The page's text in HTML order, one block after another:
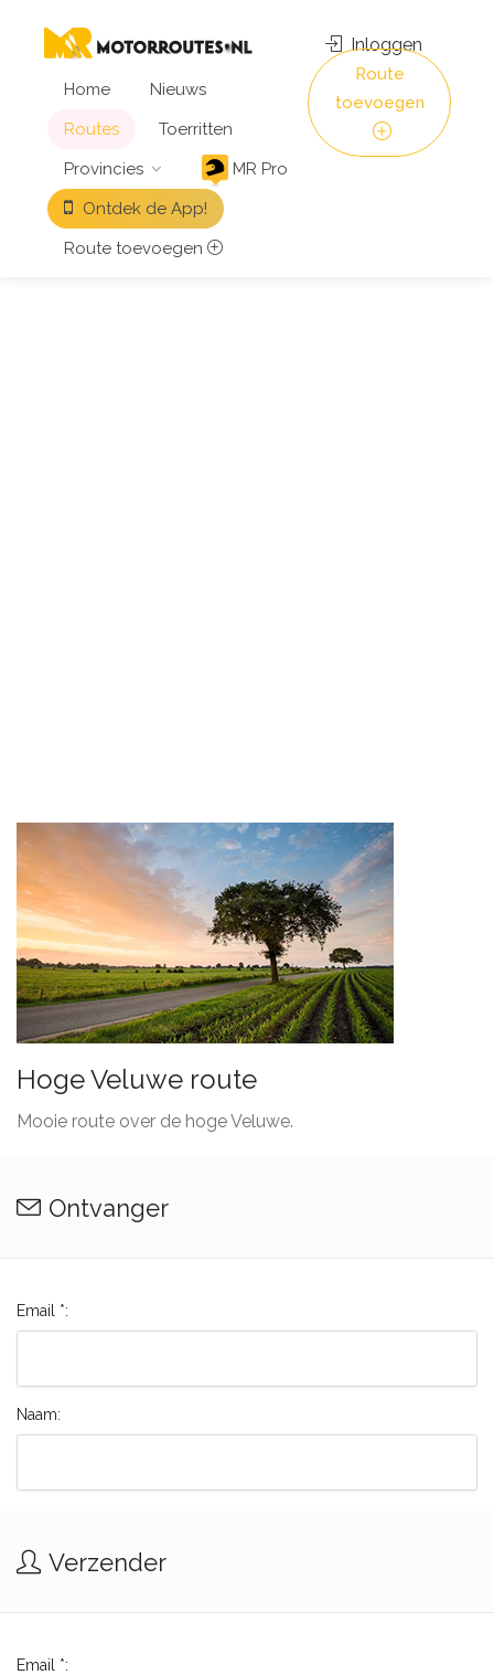
Home
Nieuws
Routes
Toerritten
Provincies
MR Pro
Ontdek de App!
Route toevoegen
Inloggen
Route
toevoegen
Hoge Veluwe route
Mooie route over de hoge Veluwe.
Ontvanger
Email *:
Naam:
Verzender
Email *: